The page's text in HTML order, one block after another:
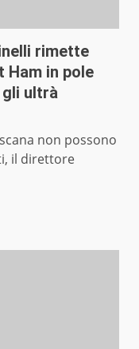
rimette
Ham in pole
gli ultrà
non possono
il direttore